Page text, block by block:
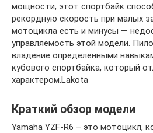
мощности, этот спортбайк
рекордную скорость при малых
мотоцикла есть и минусы —
управляемость этой модели.
владение определенными
кубового спортбайка, который
характером.Lakota
Краткий обзор модели
Yamaha YZF-R6 – это мотоцикл,